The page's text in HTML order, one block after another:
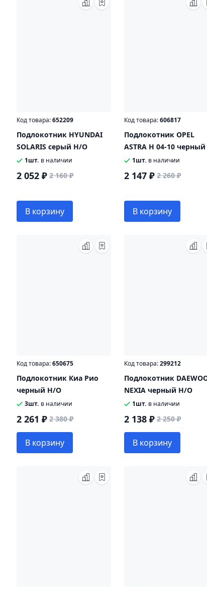
Код товара:652209
Подлокотник HYUNDAI
SOLARIS серый Н/О
1шт. в наличии
2 052 ₽ 2 160 ₽
В корзину
Код товара:606817
Подлокотник OPEL
ASTRA H 04-10 черный
1шт. в наличии
2 147 ₽ 2 260 ₽
В корзину
Код товара:650675
Подлокотник Киа Рио
черный Н/О
3шт. в наличии
2 261 ₽ 2 380 ₽
В корзину
Код товара:299212
Подлокотник
NEXIA черный Н/О
1шт. в наличии
2 138 ₽ 2 250 ₽
В корзину